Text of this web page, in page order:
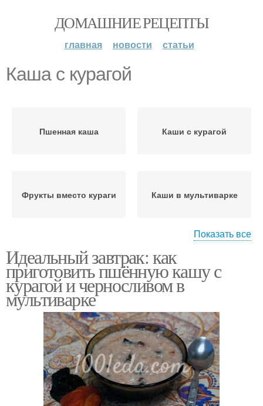
ДОМАШНИЕ РЕЦЕПТЫ
главная новости статьи
Каша с курагой
Пшенная каша Каши с курагой
Фрукты вместо кураги Каши в мультиварке
Сухофрукты вместо
кураги
Каша на воде
Каши на воде Любимая каша
Быстрые каши
Сухофруктов вместо
кураги
Показать все
Идеальный завтрак: как
приготовить пшённую кашу с
курагой и черносливом в
мультиварке